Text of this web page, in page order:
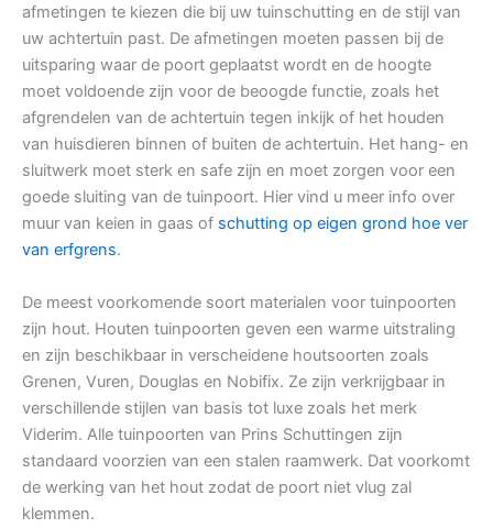
afmetingen te kiezen die bij uw tuinschutting en de stijl van
uw achtertuin past. De afmetingen moeten passen bij de
uitsparing waar de poort geplaatst wordt en de hoogte
moet voldoende zijn voor de beoogde functie, zoals het
afgrendelen van de achtertuin tegen inkijk of het houden
van huisdieren binnen of buiten de achtertuin. Het hang- en
sluitwerk moet sterk en safe zijn en moet zorgen voor een
goede sluiting van de tuinpoort. Hier vind u meer info over
muur van keien in gaas of schutting op eigen grond hoe ver
van erfgrens.
De meest voorkomende soort materialen voor tuinpoorten
zijn hout. Houten tuinpoorten geven een warme uitstraling
en zijn beschikbaar in verscheidene houtsoorten zoals
Grenen, Vuren, Douglas en Nobifix. Ze zijn verkrijgbaar in
verschillende stijlen van basis tot luxe zoals het merk
Viderim. Alle tuinpoorten van Prins Schuttingen zijn
standaard voorzien van een stalen raamwerk. Dat voorkomt
de werking van het hout zodat de poort niet vlug zal
klemmen.